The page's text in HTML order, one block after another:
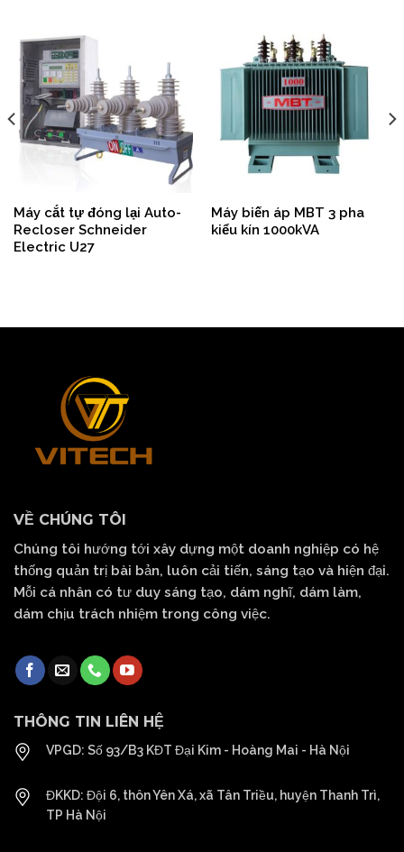
Máy cắt tự đóng lại Auto-
Recloser Schneider
Electric U27
Máy biến áp MBT 3 pha
kiểu kín 1000kVA
VỀ CHÚNG TÔI
Chúng tôi hướng tới xây dựng một doanh nghiệp có hệ
thống quản trị bài bản, luôn cải tiến, sáng tạo và hiện đại.
Mỗi cá nhân có tư duy sáng tạo, dám nghĩ, dám làm,
dám chịu trách nhiệm trong công việc.
THÔNG TIN LIÊN HỆ
VPGD: Số 93/B3 KĐT Đại Kim - Hoàng Mai - Hà Nội
ĐKKD: Đội 6, thôn Yên Xá, xã Tân Triều, huyện Thanh Trì,
TP Hà Nội